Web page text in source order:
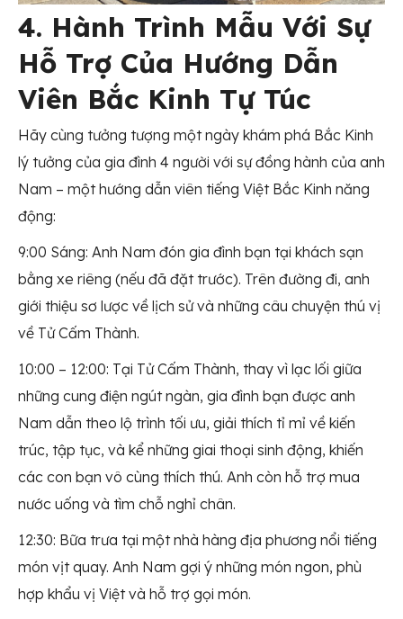
4. Hành Trình Mẫu Với Sự
Hỗ Trợ Của Hướng Dẫn
Viên Bắc Kinh Tự Túc
Hãy cùng tưởng tượng một ngày khám phá Bắc Kinh
lý tưởng của gia đình 4 người với sự đồng hành của anh
Nam – một hướng dẫn viên tiếng Việt Bắc Kinh năng
động:
9:00 Sáng: Anh Nam đón gia đình bạn tại khách sạn
bằng xe riêng (nếu đã đặt trước). Trên đường đi, anh
giới thiệu sơ lược về lịch sử và những câu chuyện thú vị
về Tử Cấm Thành.
10:00 – 12:00: Tại Tử Cấm Thành, thay vì lạc lối giữa
những cung điện ngút ngàn, gia đình bạn được anh
Nam dẫn theo lộ trình tối ưu, giải thích tỉ mỉ về kiến
trúc, tập tục, và kể những giai thoại sinh động, khiến
các con bạn vô cùng thích thú. Anh còn hỗ trợ mua
nước uống và tìm chỗ nghỉ chân.
12:30: Bữa trưa tại một nhà hàng địa phương nổi tiếng
món vịt quay. Anh Nam gợi ý những món ngon, phù
hợp khẩu vị Việt và hỗ trợ gọi món.